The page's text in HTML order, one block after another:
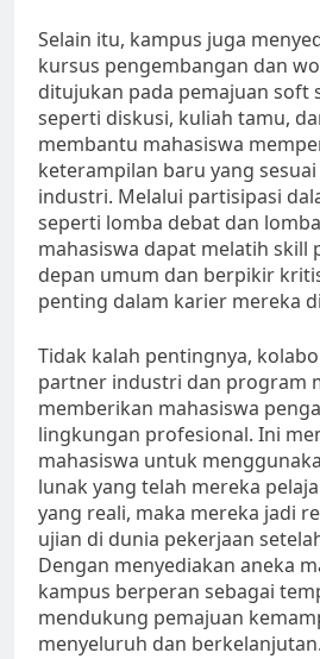
Selain itu, kampus juga
kursus pengembangan dan
ditujukan pada pemajuan soft
seperti diskusi, kuliah tamu,
membantu mahasiswa
keterampilan baru yang
industri. Melalui partisipasi
seperti lomba debat dan
mahasiswa dapat melatih skill
depan umum dan berpikir
penting dalam karier mereka
Tidak kalah pentingnya,
partner industri dan program
memberikan mahasiswa
lingkungan profesional. Ini
mahasiswa untuk
lunak yang telah mereka
yang reali, maka mereka jadi
ujian di dunia pekerjaan
Dengan menyediakan aneka
kampus berperan sebagai
mendukung pemajuan
menyeluruh dan berkelanjutan.